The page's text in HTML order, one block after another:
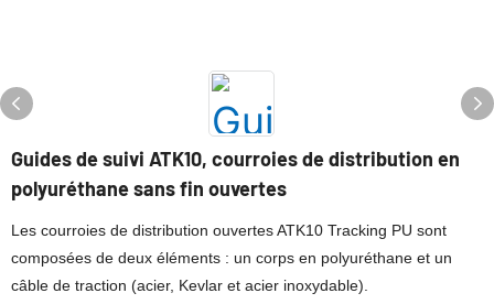
Guides de suivi ATK10, courroies de distribution en
polyuréthane sans fin ouvertes
Les courroies de distribution ouvertes ATK10 Tracking PU sont
composées de deux éléments : un corps en polyuréthane et un
câble de traction (acier, Kevlar et acier inoxydable).